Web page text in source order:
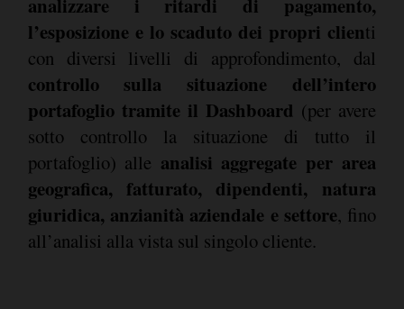
analizzare i ritardi di pagamento,
l’esposizione e lo scaduto dei propri clienti
con diversi livelli di approfondimento, dal
controllo sulla situazione dell’intero
portafoglio tramite il Dashboard (per avere
sotto controllo la situazione di tutto il
portafoglio) alle analisi aggregate per area
geografica, fatturato, dipendenti, natura
giuridica, anzianità aziendale e settore, fino
all’analisi alla vista sul singolo cliente.